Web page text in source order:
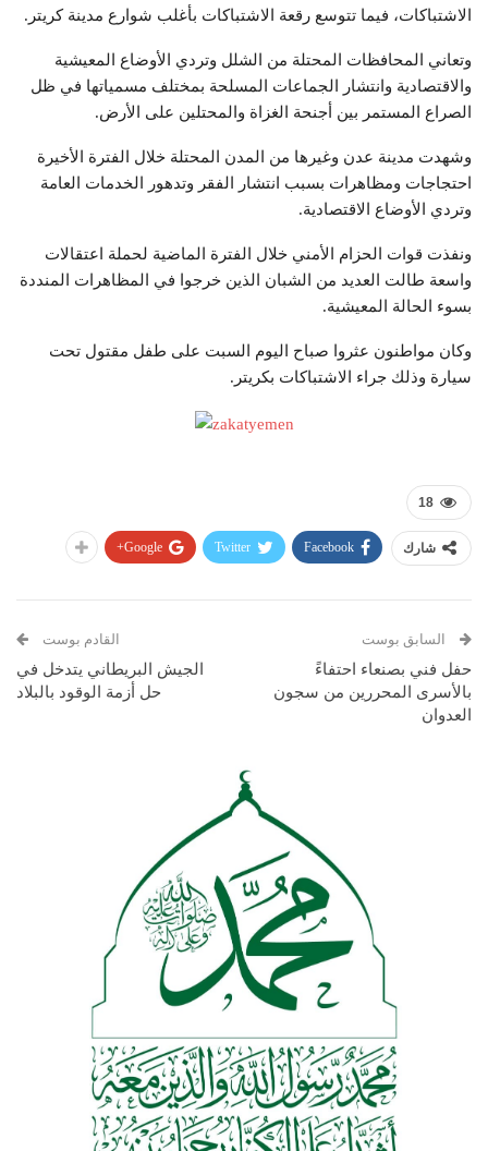
الاشتباكات، فيما تتوسع رقعة الاشتباكات بأغلب شوارع مدينة كريتر.
وتعاني المحافظات المحتلة من الشلل وتردي الأوضاع المعيشية
والاقتصادية وانتشار الجماعات المسلحة بمختلف مسمياتها في ظل
الصراع المستمر بين أجنحة الغزاة والمحتلين على الأرض.
وشهدت مدينة عدن وغيرها من المدن المحتلة خلال الفترة الأخيرة
احتجاجات ومظاهرات بسبب انتشار الفقر وتدهور الخدمات العامة
وتردي الأوضاع الاقتصادية.
ونفذت قوات الحزام الأمني خلال الفترة الماضية لحملة اعتقالات
واسعة طالت العديد من الشبان الذين خرجوا في المظاهرات المنددة
بسوء الحالة المعيشية.
وكان مواطنون عثروا صباح اليوم السبت على طفل مقتول تحت
سيارة وذلك جراء الاشتباكات بكريتر.
18
شارك Facebook
Twitter
Google+
السابق بوست
حفل فني بصنعاء احتفاءً
بالأسرى المحررين من سجون
العدوان
القادم بوست
الجيش البريطاني يتدخل في
حل أزمة الوقود بالبلاد